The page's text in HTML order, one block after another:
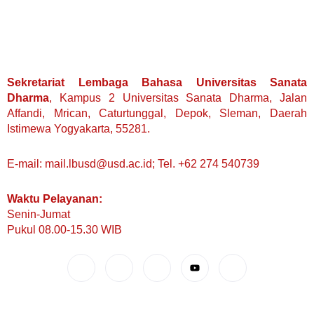
Sekretariat Lembaga Bahasa Universitas Sanata
Dharma, Kampus 2 Universitas Sanata Dharma, Jalan
Affandi, Mrican, Caturtunggal, Depok, Sleman, Daerah
Istimewa Yogyakarta, 55281.
E-mail: mail.lbusd@usd.ac.id; Tel. +62 274 540739
Waktu Pelayanan:
Senin-Jumat
Pukul 08.00-15.30 WIB